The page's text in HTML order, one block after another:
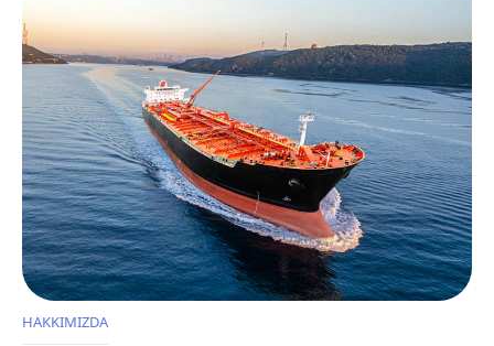
HAKKIMIZDA